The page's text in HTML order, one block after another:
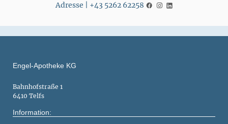
Adresse | +43 5262 62258
Engel-Apotheke KG
Bahnhofstraße 1
6410 Telfs
Information: